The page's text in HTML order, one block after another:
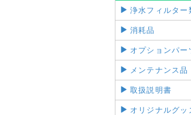
浄水フィルター
消耗品
オプションパー
メンテナンス品
取扱説明書
オリジナルグッ